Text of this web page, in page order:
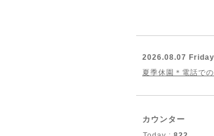
2026.08.07 Friday
夏季休園＊電話で
カウンター